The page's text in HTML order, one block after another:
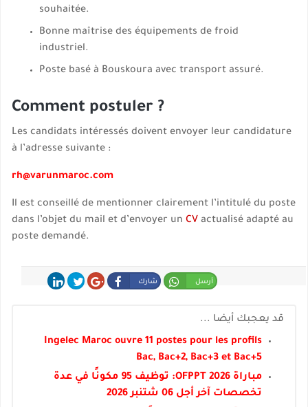
souhaitée.
Bonne maîtrise des équipements de froid
industriel.
Poste basé à Bouskoura avec transport assuré.
Comment postuler ?
Les candidats intéressés doivent envoyer leur candidature
à l’adresse suivante :
rh@varunmaroc.com
Il est conseillé de mentionner clairement l’intitulé du poste
dans l’objet du mail et d’envoyer un CV actualisé adapté au
poste demandé.
شارك أرسل
قد يعجبك أيضا ...
Ingelec Maroc ouvre 11 postes pour les profils
Bac, Bac+2, Bac+3 et Bac+5
مباراة OFPPT 2026: توظيف 95 مكونًا في عدة
تخصصات آخر أجل 06 شتنبر 2026